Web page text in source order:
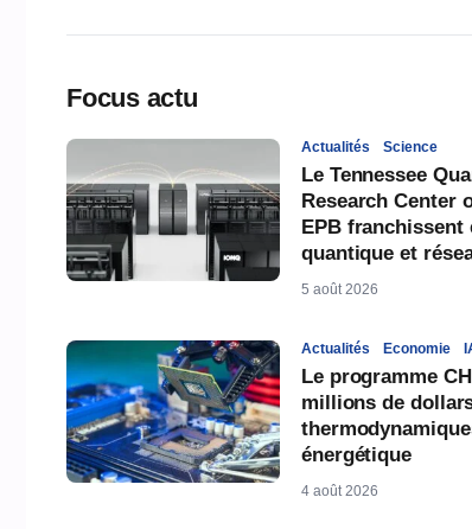
Focus actu
Actualités Science
Le Tennessee
Research Center
EPB
quantique et
5 août 2026
Actualités Economie
Le programme
millions de
énergétique
4 août 2026